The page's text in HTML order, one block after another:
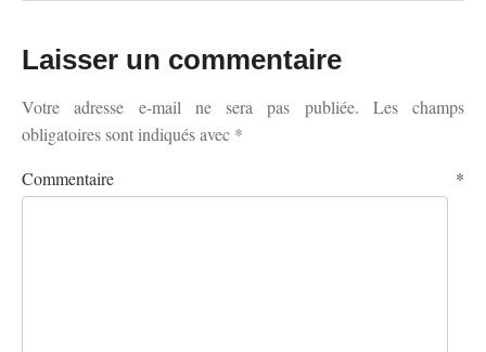
Laisser un commentaire
Votre adresse e-mail ne sera pas publiée.
Les champs
obligatoires sont indiqués avec *
Commentaire *